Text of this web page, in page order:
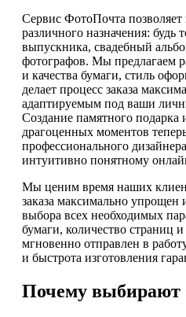
Сервис ФотоПочта позволяет
различного назначения: будь
выпускника, свадебный
фотографов. Мы предлагаем
и качества бумаги, стиль
делает процесс заказа
адаптируемым под ваши
Создание памятного подарка
драгоценных моментов
профессионального
интуитивно понятному
Мы ценим время наших
заказа максимально
выбора всех необходимых
бумаги, количество страниц
мгновенно отправлен в
и быстрота изготовления
Почему выбирают